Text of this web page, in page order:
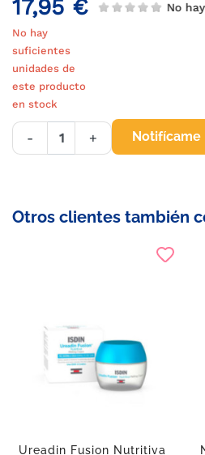
17,95 € No
No hay
suficientes
unidades de
este producto
en stock
- + Notifícame
Otros clientes también
Ureadin Fusion Nutritiva